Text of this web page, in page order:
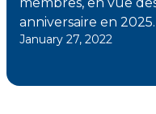
anniversaire en 2025.
January 27, 2022
Prénom